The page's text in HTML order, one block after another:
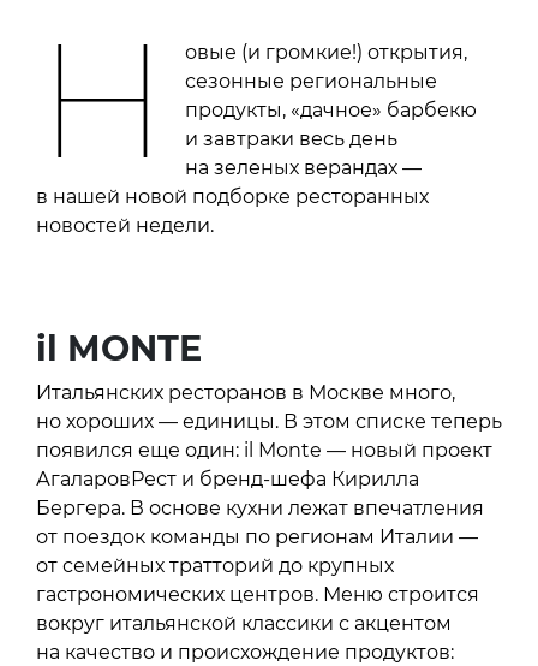
Н
овые (и громкие!) открытия,
сезонные региональные
продукты, «дачное» барбекю
и завтраки весь день
на зеленых верандах —
в нашей новой подборке ресторанных
новостей недели.
il MONTE
Итальянских ресторанов в Москве много,
но хороших — единицы. В этом списке теперь
появился еще один: il Monte — новый проект
АгаларовРест и бренд-шефа Кирилла
Бергера. В основе кухни лежат впечатления
от поездок команды по регионам Италии —
от семейных тратторий до крупных
гастрономических центров. Меню строится
вокруг итальянской классики с акцентом
на качество и происхождение продуктов: